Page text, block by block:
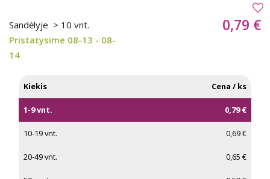
Sandėlyje > 10 vnt.
Pristatysime 08-13 - 08-
14
0,79 €
Kiekis Cena / ks
1-9 vnt. 0,79 €
10-19 vnt. 0,69 €
20-49 vnt. 0,65 €